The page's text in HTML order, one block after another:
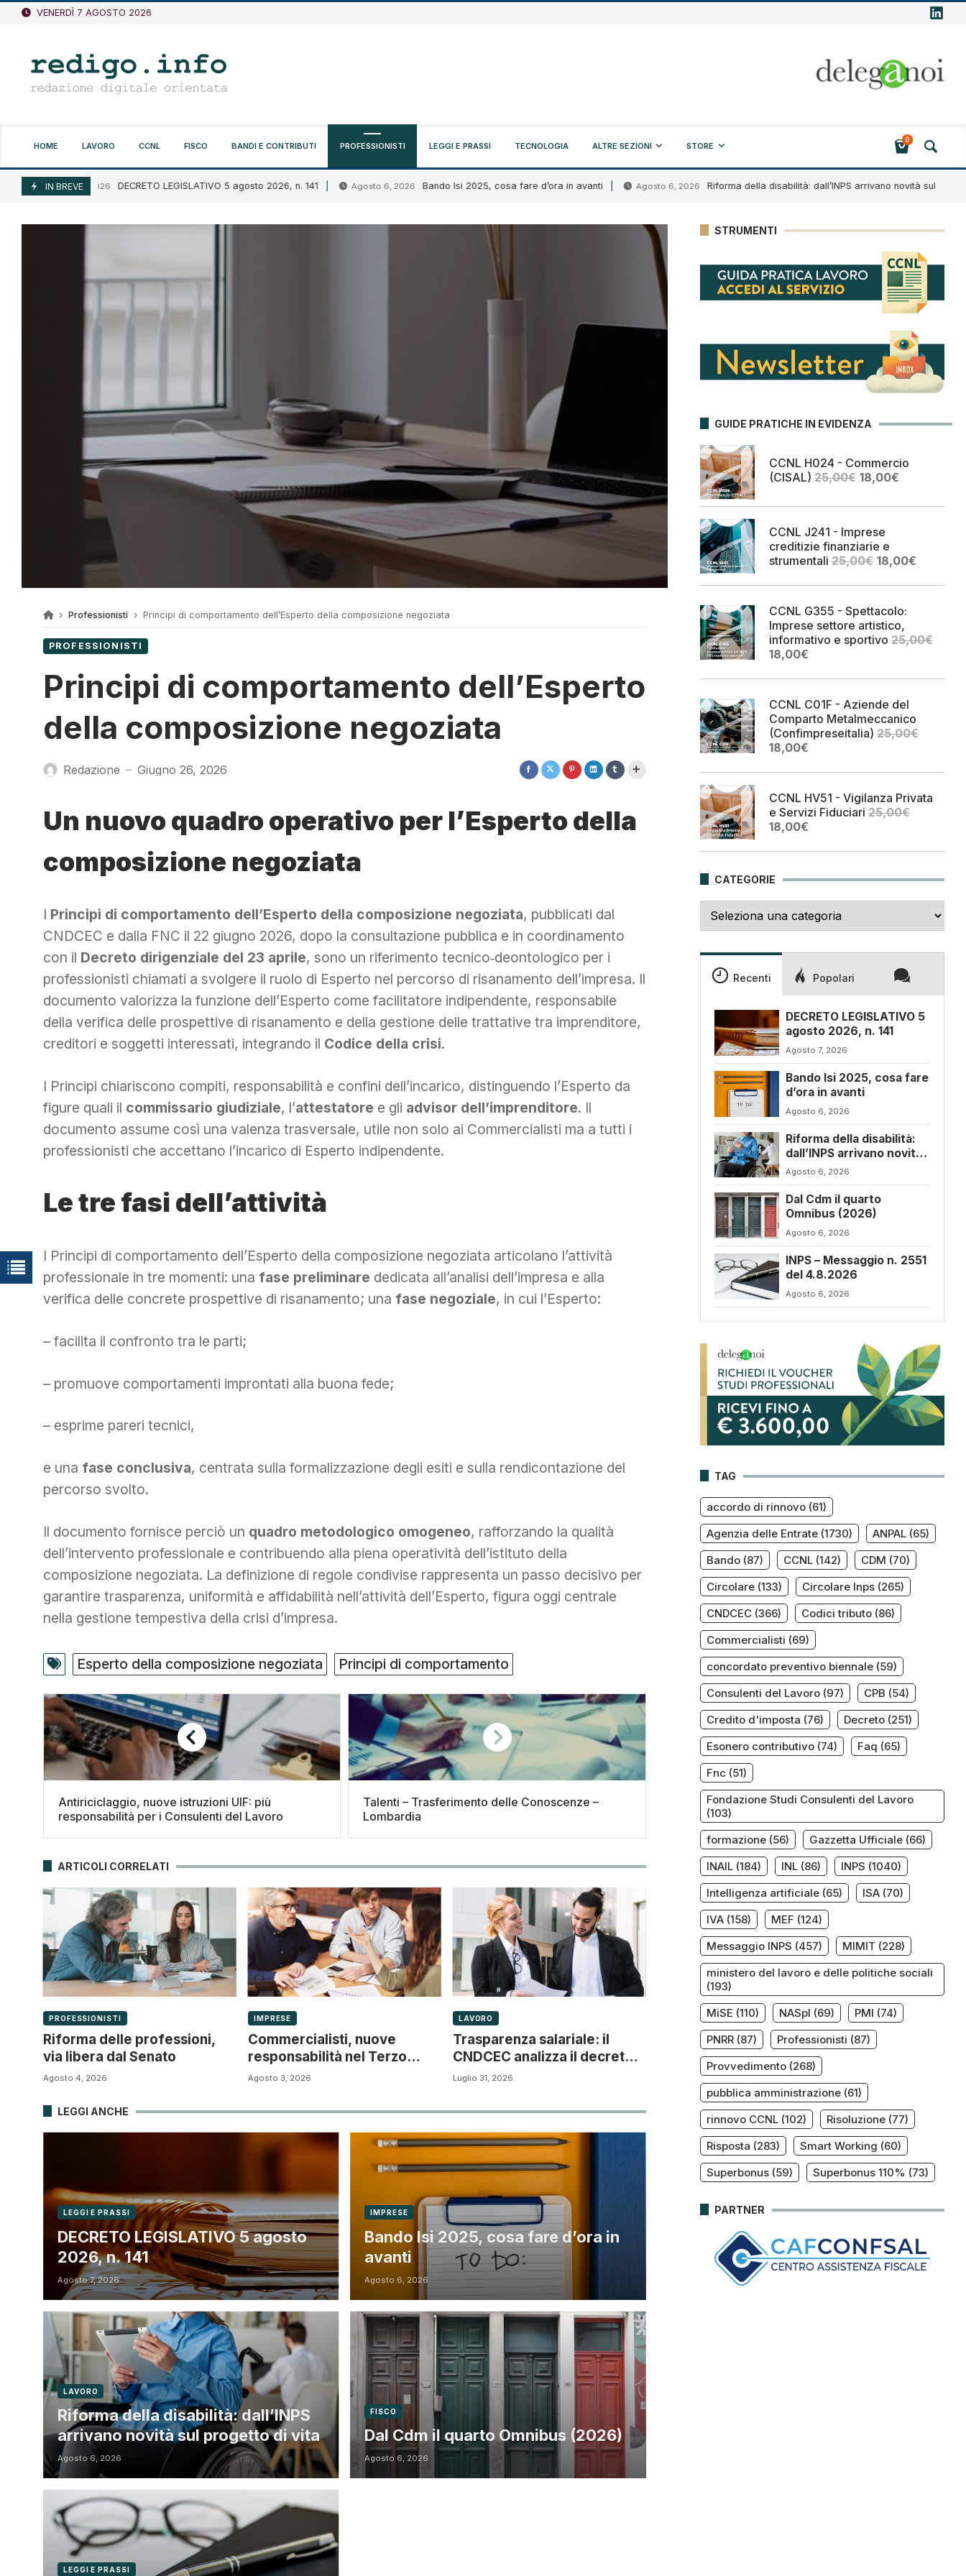
Vai
VENERDÌ 7 AGOSTO 2026
HOME LAVORO CCNL FISCO BANDI E CONTRIBUTI PROFESSIONISTI LEGGI E PRASSI TECNOLOGIA ALTRE SEZIONI STORE
0
IN BREVE
Agosto 7, 2026 DECRETO LEGISLATIVO 5 agosto 2026, n. 141 Agosto 6, 2026 Bando Isi 2025, cosa fare d’ora in avanti Agosto 6, 2026 Riforma della disabilità: dall’INPS arrivano novità sul progetto di
Professionisti Principi di comportamento dell’Esperto della composizione negoziata
PROFESSIONISTI
Principi di comportamento dell’Esperto
della composizione negoziata
Redazione — Giugno 26, 2026
Un nuovo quadro operativo per l’Esperto della
composizione negoziata
I Principi di comportamento dell’Esperto della composizione negoziata, pubblicati dal
CNDCEC e dalla FNC il 22 giugno 2026, dopo la consultazione pubblica e in coordinamento
con il Decreto dirigenziale del 23 aprile, sono un riferimento tecnico‑deontologico per i
professionisti chiamati a svolgere il ruolo di Esperto nel percorso di risanamento dell’impresa. Il
documento valorizza la funzione dell’Esperto come facilitatore indipendente, responsabile
della verifica delle prospettive di risanamento e della gestione delle trattative tra imprenditore,
creditori e soggetti interessati, integrando il Codice della crisi.
I Principi chiariscono compiti, responsabilità e confini dell’incarico, distinguendo l’Esperto da
figure quali il commissario giudiziale, l’attestatore e gli advisor dell’imprenditore. Il
documento assume così una valenza trasversale, utile non solo ai Commercialisti ma a tutti i
professionisti che accettano l’incarico di Esperto indipendente.
Le tre fasi dell’attività
I Principi di comportamento dell’Esperto della composizione negoziata articolano l’attività
professionale in tre momenti: una fase preliminare dedicata all’analisi dell’impresa e alla
verifica delle concrete prospettive di risanamento; una fase negoziale, in cui l’Esperto:
– facilita il confronto tra le parti;
– promuove comportamenti improntati alla buona fede;
– esprime pareri tecnici,
e una fase conclusiva, centrata sulla formalizzazione degli esiti e sulla rendicontazione del
percorso svolto.
Il documento fornisce perciò un quadro metodologico omogeneo, rafforzando la qualità
dell’intervento professionale e contribuendo alla piena operatività dell’istituto della
composizione negoziata. La definizione di regole condivise rappresenta un passo decisivo per
garantire trasparenza, uniformità e affidabilità nell’attività dell’Esperto, figura oggi centrale
nella gestione tempestiva della crisi d’impresa.
Esperto della composizione negoziata Principi di comportamento
Antiriciclaggio, nuove istruzioni UIF: più
responsabilità per i Consulenti del Lavoro
Talenti – Trasferimento delle Conoscenze –
Lombardia
ARTICOLI CORRELATI
PROFESSIONISTI
Riforma delle professioni,
via libera dal Senato
Agosto 4, 2026
IMPRESE
Commercialisti, nuove
responsabilità nel Terzo
settore con il documento di
Agosto 3, 2026
LAVORO
Trasparenza salariale: il
CNDCEC analizza il decreto
sulla parità retributiva
Luglio 31, 2026
LEGGI ANCHE
LEGGI E PRASSI
DECRETO LEGISLATIVO 5 agosto
2026, n. 141
Agosto 7, 2026
IMPRESE
Bando Isi 2025, cosa fare d’ora in
avanti
Agosto 6, 2026
LAVORO
Riforma della disabilità: dall’INPS
arrivano novità sul progetto di vita
Agosto 6, 2026
FISCO
Dal Cdm il quarto Omnibus (2026)
Agosto 6, 2026
LEGGI E PRASSI
STRUMENTI
GUIDE PRATICHE IN EVIDENZA
CCNL H024 - Commercio
(CISAL) 25,00€ Il
originale
25,00€.
18,00€Il
attuale
CCNL J241 - Imprese
creditizie finanziarie e
strumentali 25,00€ Il
originale
25,00€.
18,00€Il
attuale
CCNL G355 - Spettacolo:
Imprese settore artistico,
informativo e sportivo 25,00€
Il
originale
25,00€.
18,00€Il
attuale
18,00€.
CCNL C01F - Aziende del
Comparto Metalmeccanico
(Confimpreseitalia) 25,00€
Il
originale
25,00€.
18,00€Il
attuale
18,00€.
CCNL HV51 - Vigilanza Privata
e Servizi Fiduciari 25,00€
Il
originale
25,00€.
18,00€Il
attuale
18,00€.
CATEGORIE
Recenti Popolari
DECRETO LEGISLATIVO 5
agosto 2026, n. 141
Agosto 7, 2026
Bando Isi 2025, cosa fare
d’ora in avanti
Agosto 6, 2026
Riforma della disabilità:
dall’INPS arrivano novità
sul progetto di vita
Agosto 6, 2026
Dal Cdm il quarto
Omnibus (2026)
Agosto 6, 2026
INPS – Messaggio n. 2551
del 4.8.2026
Agosto 6, 2026
TAG
accordo di rinnovo(61)
Agenzia delle Entrate(1730) ANPAL(65)
Bando(87) CCNL(142) CDM (70)
Circolare(133) Circolare Inps(265)
CNDCEC(366) Codici tributo(86)
Commercialisti (69)
concordato preventivo biennale(59)
Consulenti del Lavoro(97) CPB (54)
Credito d'imposta (76) Decreto(251)
Esonero contributivo(74) Faq (65)
Fnc (51)
Fondazione Studi Consulenti del Lavoro
(103)
formazione(56) Gazzetta Ufficiale(66)
INAIL(184) INL(86) INPS (1040)
Intelligenza artificiale(65) ISA(70)
IVA(158) MEF (124)
Messaggio INPS (457) MIMIT (228)
ministero del lavoro e delle politiche sociali
(193)
MiSE (110) NASpI (69) PMI (74)
PNRR(87) Professionisti (87)
Provvedimento(268)
pubblica amministrazione(61)
rinnovo CCNL(102) Risoluzione(77)
Risposta (283) Smart Working (60)
Superbonus(59) Superbonus 110% (73)
PARTNER